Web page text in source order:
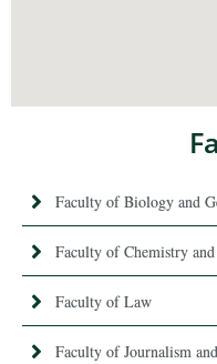
Faculty of Biology and
Faculty of Chemistry
Faculty of Law
Faculty of Journalism